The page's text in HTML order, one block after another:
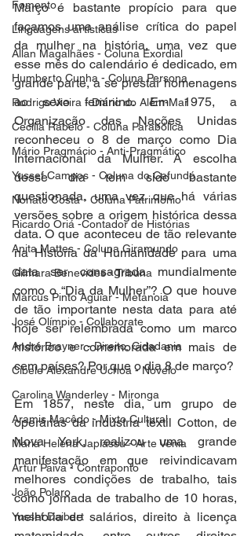
Fomento
Linguagens artísticas
Allan Magalhães - Coluna Exordial
Humberto Cunha - Coluna Persona
Rodrigo Vieira - Diário do Além-Mar
Cecilia Rabelo - Coluna Parabólica
Mário Pragmácio - Anti-Pragmático
Yussef Campos - Coluna do Cafundó
Nonato Costa - Coluna Patrimônio
Ricardo Oriá -Contador de Histórias
Anita Mattes - Coluna Giramundo
Gilmara Benevides - Tribuna
Marcus Pinto Aguiar - Metanoia
José Olímpio - Collaborate
André Brayner - Direito, Cidadania
Cibele Alexandre Uchoa - Novelo
Carolina Wanderley - Mironga
Aramis Macêdo - Mixto Cultural
Maria Helena Japiassu - Arte Venia
Artur Paiva - Contraponto
João Polaro
Yussef Daibert
Março é bastante propício para que
façamos uma análise crítica do papel
da mulher na história, uma vez que
esse mês do calendário é dedicado, em
grande parte, a se prestar homenagens
ao sexo feminino. Em 1975, a
Organização das Nações Unidas
reconheceu o 8 de março como Dia
Internacional da Mulher. A escolha
desse dia tem sido bastante
questionada, uma vez que há várias
versões sobre a origem histórica dessa
data. O que aconteceu de tão relevante
na História da Humanidade para uma
data ser consagrada mundialmente
como o “Dia da Mulher”? O que houve
de tão importante nesta data para até
hoje ser relembrada como um marco
histórico e comemorada em mais de
cem países? Por que o dia 8 de março?
Em 1857, neste dia, um grupo de
operárias da indústria têxtil Cotton, de
Nova York, realizou uma grande
manifestação em que reivindicavam
melhores condições de trabalho, tais
como jornada de trabalho de 10 horas,
melhoria de salários, direito à licença